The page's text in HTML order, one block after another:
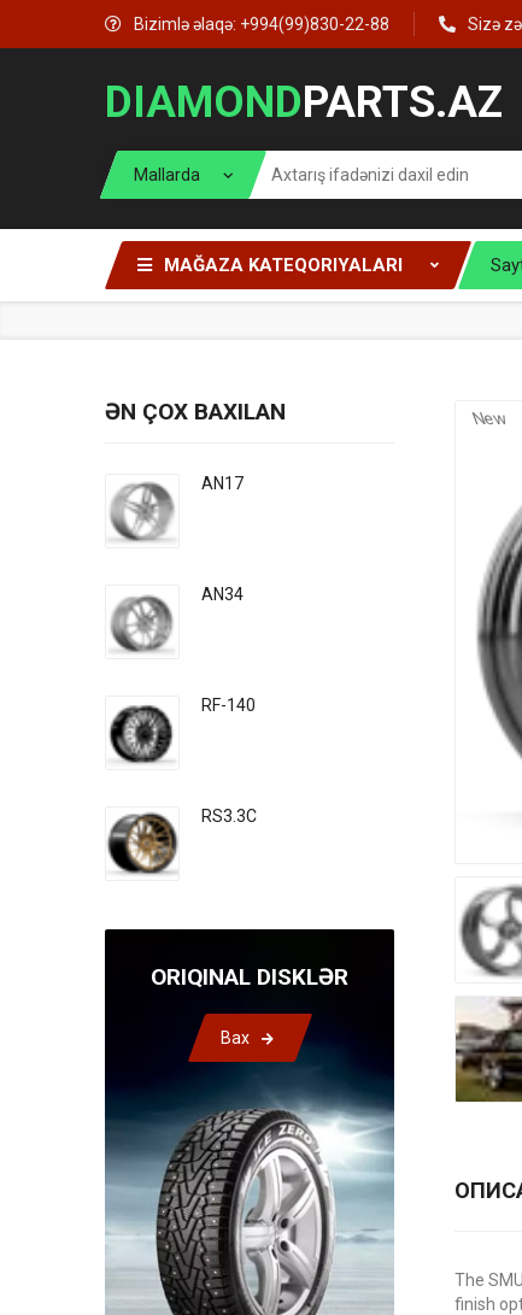
Bizimlə əlaqə: +994(99)830-22-88 Sizə
DIAMONDPARTS.AZ
MAĞAZA KATEQORIYALARI
New
The
finish
ƏN ÇOX BAXILAN
AN17
AN34
RF-140
RS3.3C
ORIQINAL DISKLƏR
Bax